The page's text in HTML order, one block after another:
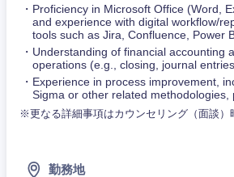
Proficiency in Microsoft Office (Word,
and experience with digital workflow/
tools such as Jira, Confluence, Power
Understanding of financial accounting
operations (e.g., closing, journal
Experience in process improvement,
Sigma or other related methodologies,
※更なる詳細事項はカウンセリング（面談）
勤務地